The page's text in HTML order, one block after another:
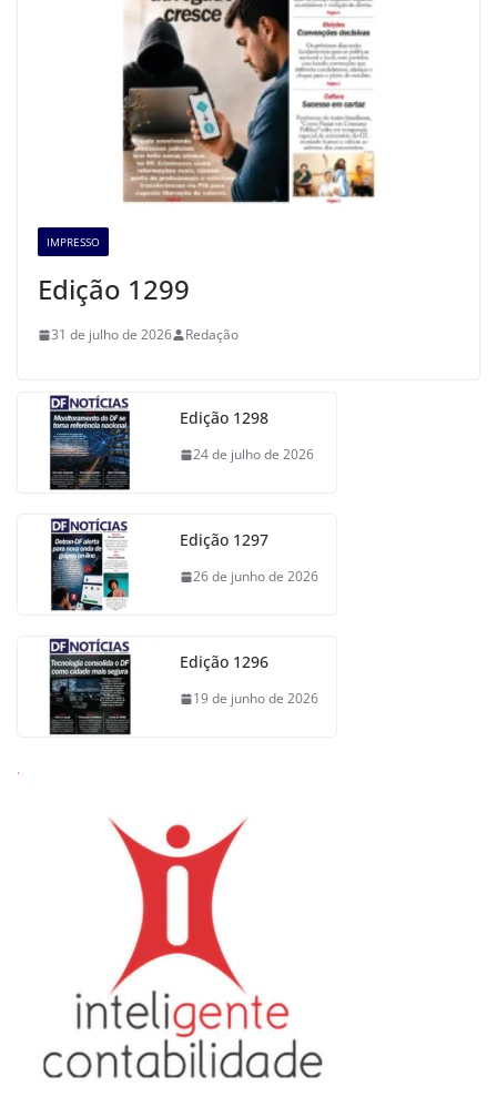
IMPRESSO
Edição 1299
31 de julho de 2026 Redação
Edição 1298
24 de julho de 2026
Edição 1297
26 de junho de 2026
Edição 1296
19 de junho de 2026